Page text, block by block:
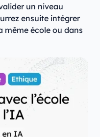
un niveau
ensuite intégrer
même école ou dans